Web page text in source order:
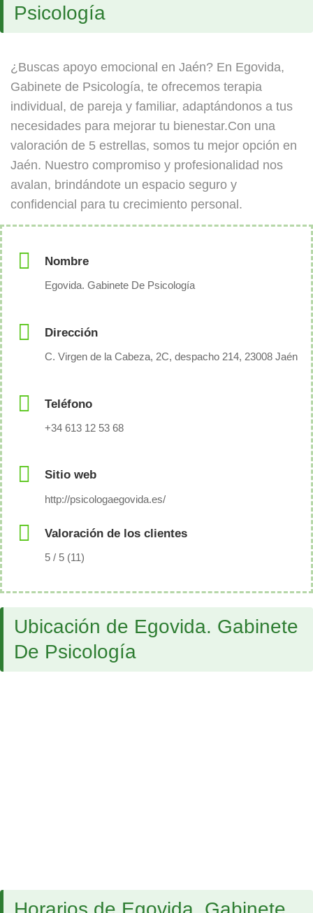
Psicología
¿Buscas apoyo emocional en Jaén? En Egovida,
Gabinete de Psicología, te ofrecemos terapia
individual, de pareja y familiar, adaptándonos a tus
necesidades para mejorar tu bienestar.Con una
valoración de 5 estrellas, somos tu mejor opción en
Jaén. Nuestro compromiso y profesionalidad nos
avalan, brindándote un espacio seguro y
confidencial para tu crecimiento personal.
Nombre
Egovida. Gabinete De Psicología
Dirección
C. Virgen de la Cabeza, 2C, despacho 214, 23008 Jaén
Teléfono
+34 613 12 53 68
Sitio web
http://psicologaegovida.es/
Valoración de los clientes
5 / 5 (11)
Ubicación de Egovida. Gabinete
De Psicología